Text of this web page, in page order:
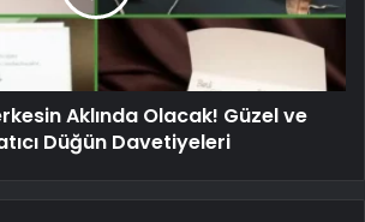
Aklında Olacak! Güzel ve
Düğün Davetiyeleri